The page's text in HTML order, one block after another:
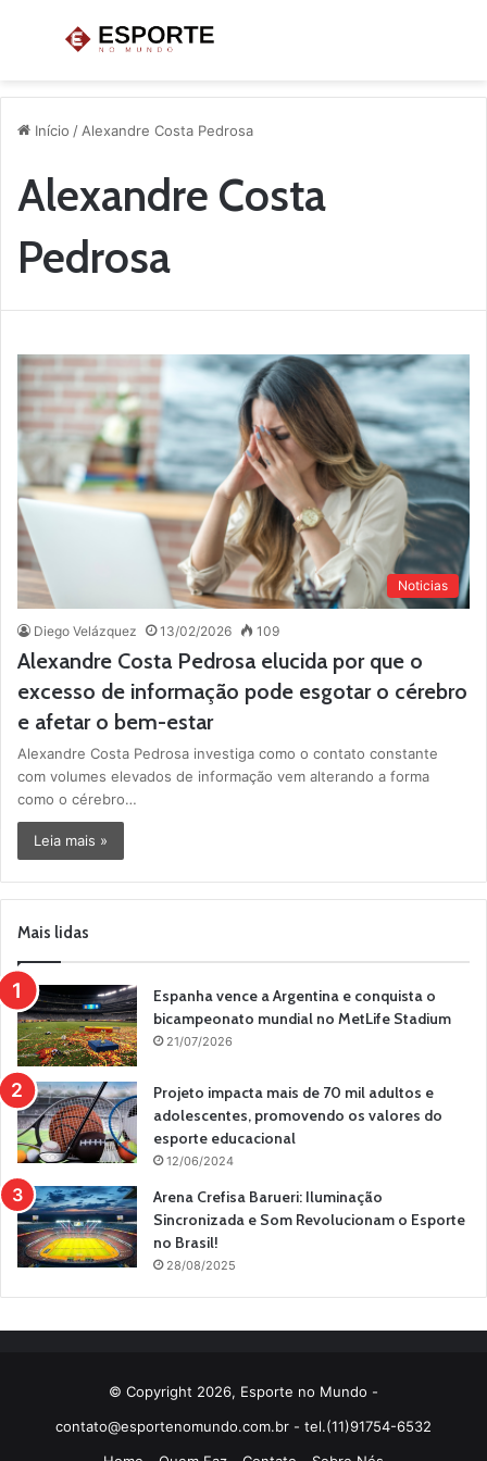
Menu
Início / Alexandre Costa Pedrosa
Alexandre Costa
Pedrosa
Noticias
Diego Velázquez 13/02/2026 109
Alexandre Costa Pedrosa elucida por que o
excesso de informação pode esgotar o cérebro
e afetar o bem-estar
Alexandre Costa Pedrosa investiga como o contato constante
com volumes elevados de informação vem alterando a forma
como o cérebro…
Leia mais »
Mais lidas
Espanha vence a Argentina e conquista o
bicampeonato mundial no MetLife Stadium
21/07/2026
Projeto impacta mais de 70 mil adultos e
adolescentes, promovendo os valores do
esporte educacional
12/06/2024
Arena Crefisa Barueri: Iluminação
Sincronizada e Som Revolucionam o Esporte
no Brasil!
28/08/2025
© Copyright 2026, Esporte no Mundo -
contato@esportenomundo.com.br - tel.(11)91754-6532